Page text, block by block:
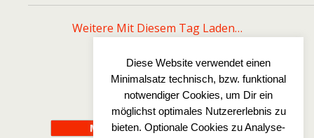
Weitere Mit Diesem Tag Laden…
Zum Seitenanfang
Mobil Desktop
Diese Website verwendet einen
Minimalsatz technisch, bzw. funktional
notwendiger Cookies, um Dir ein
möglichst optimales Nutzererlebnis zu
bieten. Optionale Cookies zu Analyse-